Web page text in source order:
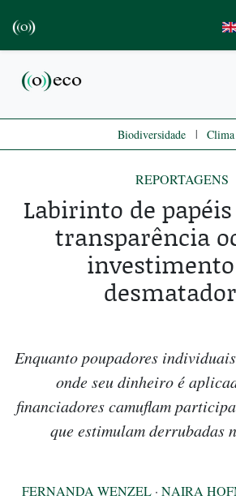
Biodiversidade | Clima
REPORTAGENS
Labirinto de
transparência
Enquanto poupadores
onde seu dinheiro é
financiadores camuflam
que estimulam derrubadas
FERNANDA WENZEL· NAIRA